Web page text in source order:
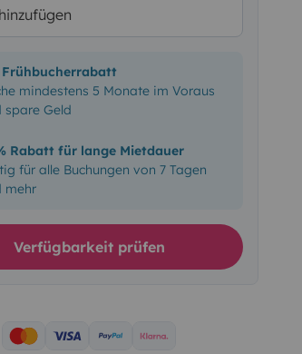
Frühbucherrabatt
mindestens 5 Monate im Voraus
spare Geld
Rabatt für lange Mietdauer
für alle Buchungen von 7 Tagen
mehr
Verfügbarkeit prüfen